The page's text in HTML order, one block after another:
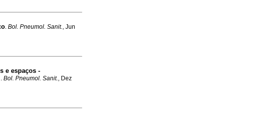
. Bol. Pneumol. Sanit., Jun
e espaços -
Bol. Pneumol. Sanit., Dez